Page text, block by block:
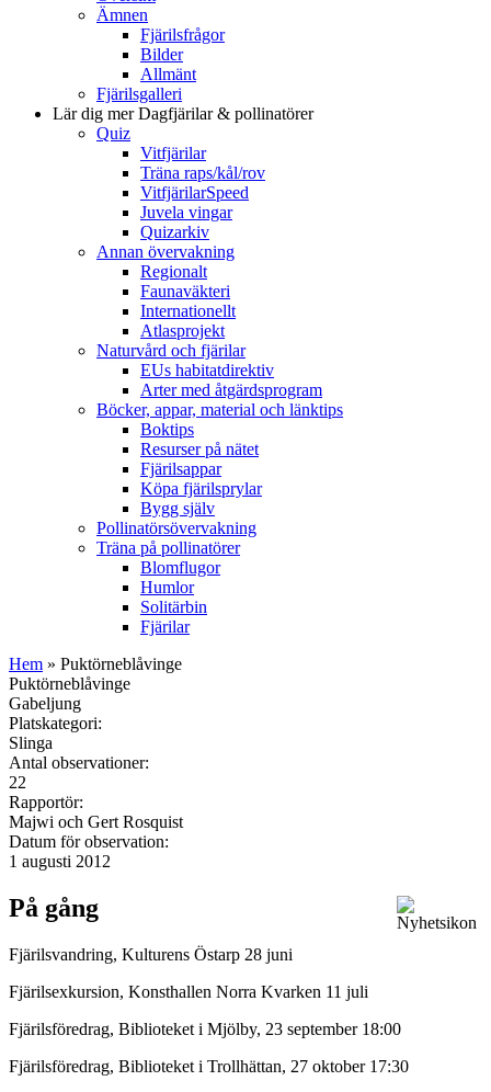
Ämnen
Fjärilsfrågor
Bilder
Allmänt
Fjärilsgalleri
Lär dig merDagfjärilar & pollinatörer
Quiz
Vitfjärilar
Träna raps/kål/rov
VitfjärilarSpeed
Juvela vingar
Quizarkiv
Annan övervakning
Regionalt
Faunaväkteri
Internationellt
Atlasprojekt
Naturvård och fjärilar
EUs habitatdirektiv
Arter med åtgärdsprogram
Böcker, appar, material och länktips
Boktips
Resurser på nätet
Fjärilsappar
Köpa fjärilsprylar
Bygg själv
Pollinatörsövervakning
Träna på pollinatörer
Blomflugor
Humlor
Solitärbin
Fjärilar
Hem » Puktörneblåvinge
Puktörneblåvinge
Gabeljung
Platskategori:
Slinga
Antal observationer:
22
Rapportör:
Majwi och Gert Rosquist
Datum för observation:
1 augusti 2012
På gång
Fjärilsvandring, Kulturens Östarp 28 juni
Fjärilsexkursion, Konsthallen Norra Kvarken 11 juli
Fjärilsföredrag, Biblioteket i Mjölby, 23 september 18:00
Fjärilsföredrag, Biblioteket i Trollhättan, 27 oktober 17:30